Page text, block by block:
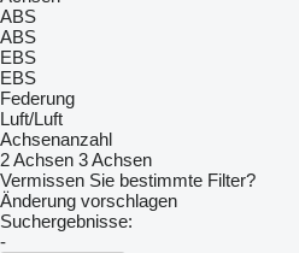
ABS
ABS
EBS
EBS
Federung
Luft/Luft
Achsenanzahl
2 Achsen 3 Achsen
Vermissen Sie bestimmte Filter?
Änderung vorschlagen
Suchergebnisse:
-